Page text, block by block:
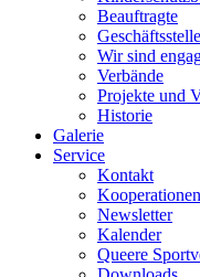
Beauftragte
Geschäftsstelle
Wir sind
Verbände
Projekte und
Historie
Galerie
Service
Kontakt
Kooperationen
Newsletter
Kalender
Queere